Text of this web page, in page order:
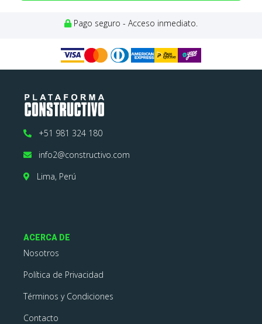
Pago seguro - Acceso inmediato.
+51 981 324 180
info2@constructivo.com
Lima, Perú
ACERCA DE
Nosotros
Política de Privacidad
Términos y Condiciones
Contacto